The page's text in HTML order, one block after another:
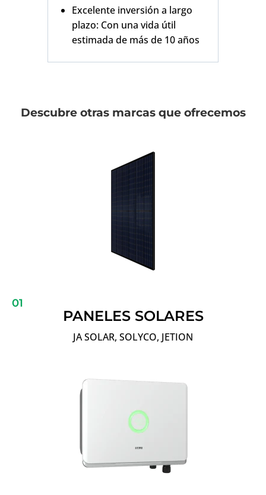
Excelente inversión a largo
plazo: Con una vida útil
estimada de más de 10 años
Descubre otras marcas que ofrecemos
01
PANELES SOLARES
JA SOLAR, SOLYCO, JETION